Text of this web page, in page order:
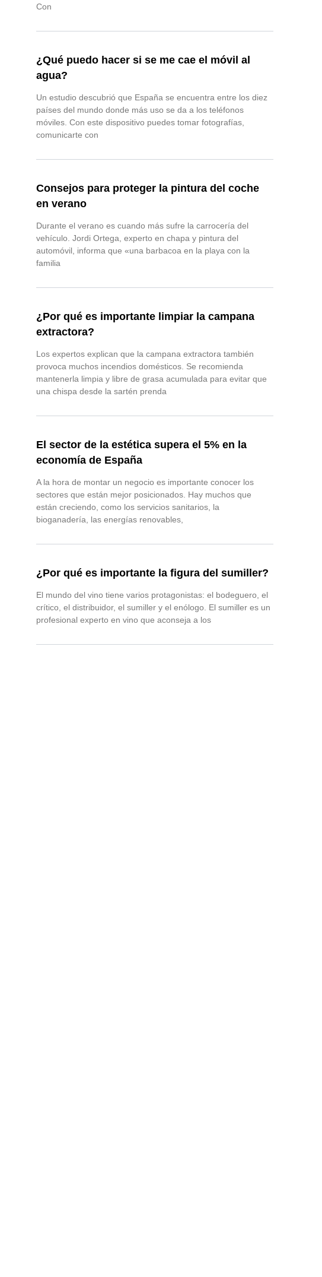
Con
¿Qué puedo hacer si se me cae el móvil al
agua?
Un estudio descubrió que España se encuentra entre los diez
países del mundo donde más uso se da a los teléfonos
móviles. Con este dispositivo puedes tomar fotografías,
comunicarte con
Consejos para proteger la pintura del coche
en verano
Durante el verano es cuando más sufre la carrocería del
vehículo. Jordi Ortega, experto en chapa y pintura del
automóvil, informa que «una barbacoa en la playa con la
familia
¿Por qué es importante limpiar la campana
extractora?
Los expertos explican que la campana extractora también
provoca muchos incendios domésticos. Se recomienda
mantenerla limpia y libre de grasa acumulada para evitar que
una chispa desde la sartén prenda
El sector de la estética supera el 5% en la
economía de España
A la hora de montar un negocio es importante conocer los
sectores que están mejor posicionados. Hay muchos que
están creciendo, como los servicios sanitarios, la
bioganadería, las energías renovables,
¿Por qué es importante la figura del sumiller?
El mundo del vino tiene varios protagonistas: el bodeguero, el
crítico, el distribuidor, el sumiller y el enólogo. El sumiller es un
profesional experto en vino que aconseja a los